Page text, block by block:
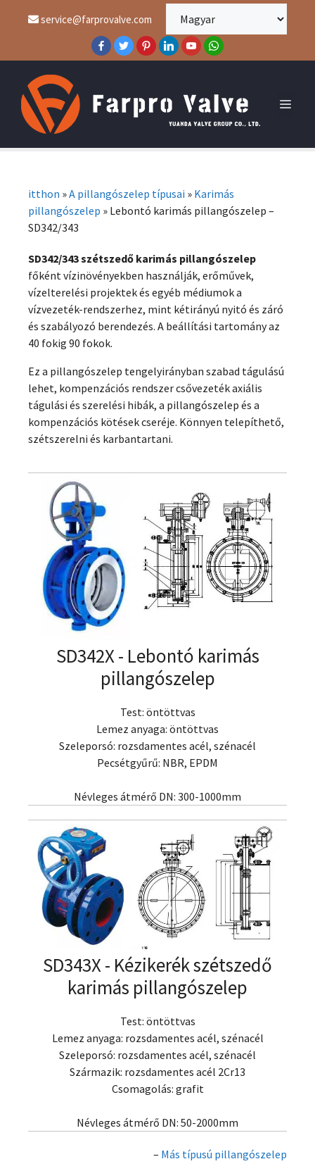
service@farprovalve.com
itthon »A pillangószelep típusai » Karimás
pillangószelep » Lebontó karimás pillangószelep –
SD342/343
SD342/343 szétszedő karimás pillangószelep
főként vízinövényekben használják, erőművek,
vízelterelési projektek és egyéb médiumok a
vízvezeték-rendszerhez, mint kétirányú nyitó és záró
és szabályozó berendezés. A beállítási tartomány az
40 fokig 90 fokok.
Ez a pillangószelep tengelyirányban szabad tágulású
lehet, kompenzációs rendszer csővezeték axiális
tágulási és szerelési hibák, a pillangószelep és a
kompenzációs kötések cseréje. Könnyen telepíthető,
szétszerelni és karbantartani.
SD342X - Lebontó karimás
pillangószelep
Test: öntöttvas
Lemez anyaga: öntöttvas
Szeleporsó: rozsdamentes acél, szénacél
Pecsétgyűrű: NBR, EPDM
Névleges átmérő DN: 300-1000mm
SD343X - Kézikerék szétszedő
karimás pillangószelep
Test: öntöttvas
Lemez anyaga: rozsdamentes acél, szénacél
Szeleporsó: rozsdamentes acél, szénacél
Származik: rozsdamentes acél 2Cr13
Csomagolás: grafit
Névleges átmérő DN: 50-2000mm
– Más típusú pillangószelep